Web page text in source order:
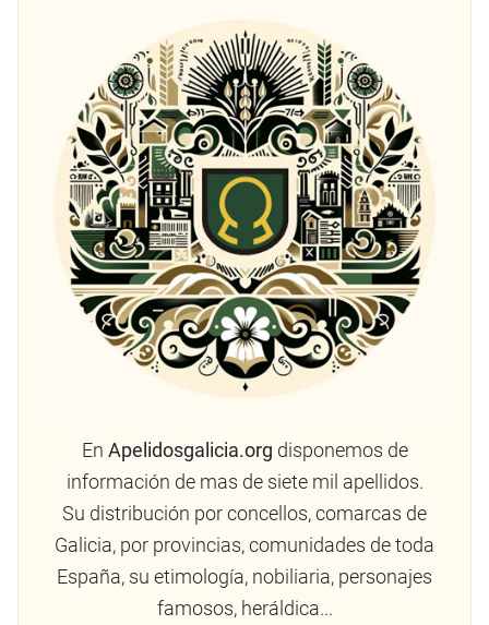
En Apelidosgalicia.org disponemos de
información de mas de siete mil apellidos.
Su distribución por concellos, comarcas de
Galicia, por provincias, comunidades de toda
España, su etimología, nobiliaria, personajes
famosos, heráldica...